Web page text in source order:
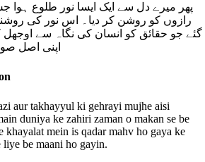
پھر میرے دل سے ایک ایسا نور طلوع ہوا
رازوں کو روشن کر دیا۔ اس نور کی
گئے جو حقائق کو انسان کی نگاہ سے اوجھل
اپنی اصل
aur takhayyul ki gehrayi mujhe aisi
duniya ke zahiri zaman o makan se be
khayalat mein is qadar mahv ho gaya ke
be maani ho gayin.